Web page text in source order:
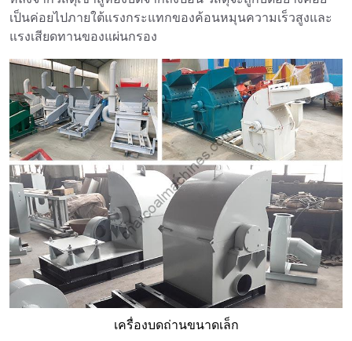
เป็นค่อยไปภายใต้แรงกระแทกของค้อนหมุนความเร็วสูงและ
แรงเสียดทานของแผ่นกรอง
เครื่องบดถ่านขนาดเล็ก